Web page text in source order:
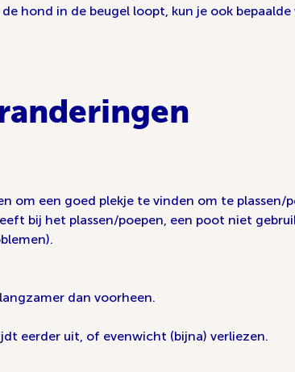
hond in de beugel loopt, kun je ook
een goed plekje te vinden om te plassen/
bij het plassen/poepen, een poot niet
dan voorheen.
eerder uit, of evenwicht (bijna) verliezen.